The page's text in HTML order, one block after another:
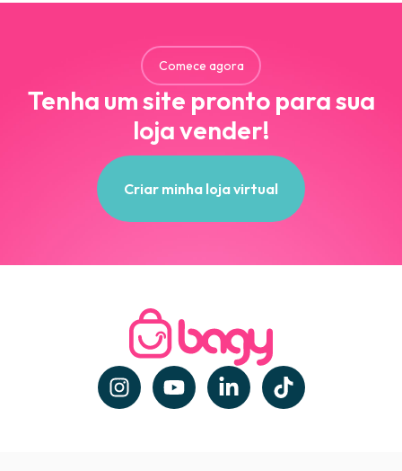
Comece agora
Tenha um site pronto para sua
loja vender!
Criar minha loja virtual